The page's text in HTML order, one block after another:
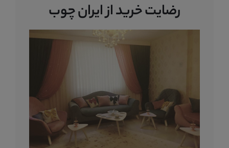
رضایت خرید از ایران چوب